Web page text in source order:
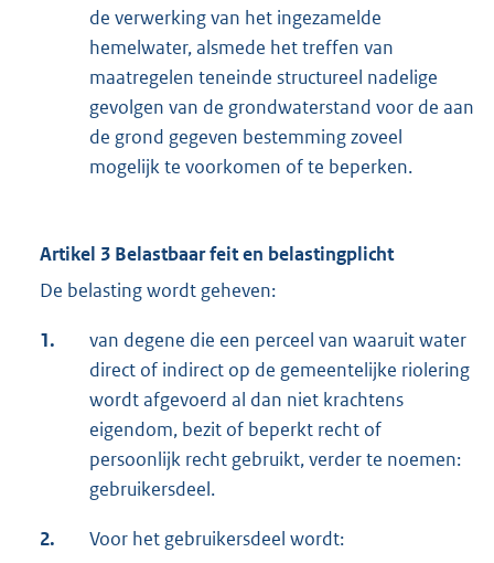
de verwerking van het ingezamelde
hemelwater, alsmede het treffen van
maatregelen teneinde structureel nadelige
gevolgen van de grondwaterstand voor de aan
de grond gegeven bestemming zoveel
mogelijk te voorkomen of te beperken.
Artikel 3 Belastbaar feit en belastingplicht
De belasting wordt geheven:
1.
van degene die een perceel van waaruit water
direct of indirect op de gemeentelijke riolering
wordt afgevoerd al dan niet krachtens
eigendom, bezit of beperkt recht of
persoonlijk recht gebruikt, verder te noemen:
gebruikersdeel.
2. Voor het gebruikersdeel wordt: